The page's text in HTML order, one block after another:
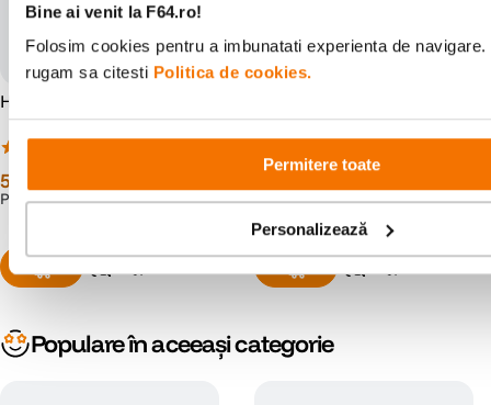
Bine ai venit la F64.ro!
Folosim cookies pentru a imbunatati experienta de
rugam sa citesti Politica de cookies.
Permitere toate
Personalizează
Hoya UX II Filtru UV 40.5mm
59
PRP:81 lei PRP:86 lei
Populare în aceeași categorie